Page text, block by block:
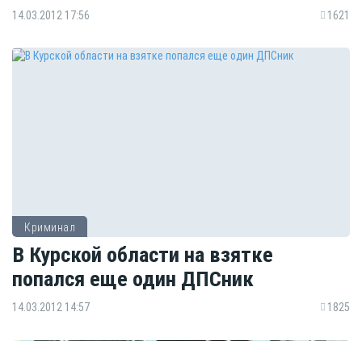
14.03.2012 17:56 1621
Криминал
В Курской области на взятке
попался еще один ДПСник
14.03.2012 14:57 1825